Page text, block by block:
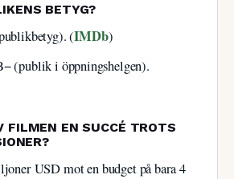
BETYG?
(IMDb)
(publik i öppningshelgen).
FILMEN EN SUCCÉ TROTS
USD mot en budget på bara 4